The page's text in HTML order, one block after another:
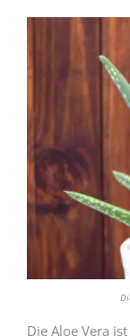
Die Aloe Vera